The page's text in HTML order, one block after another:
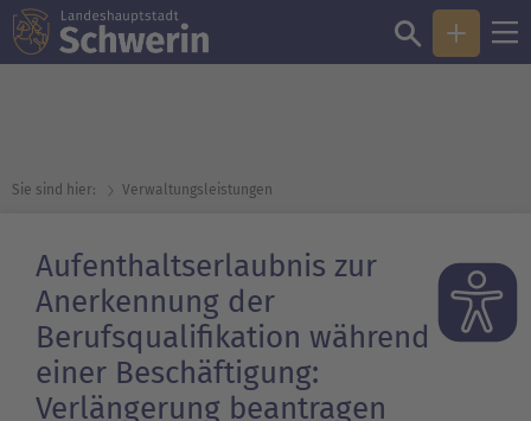
Sie sind hier: Verwaltungsleistungen
Aufenthaltserlaubnis zur
Anerkennung der
Berufsqualifikation während
einer Beschäftigung:
Verlängerung beantragen